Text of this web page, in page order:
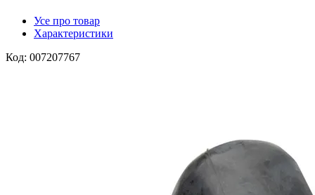
Усе про товар
Характеристики
Код: 007207767